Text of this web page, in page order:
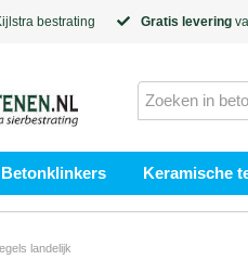
bestrating Gratis levering
Betonklinkers Keramische
landelijk